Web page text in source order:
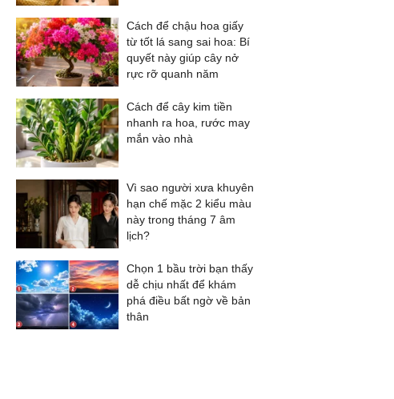
Cách để chậu hoa giấy
từ tốt lá sang sai hoa: Bí
quyết này giúp cây nở
rực rỡ quanh năm
Cách để cây kim tiền
nhanh ra hoa, rước may
mắn vào nhà
Vì sao người xưa khuyên
hạn chế mặc 2 kiểu màu
này trong tháng 7 âm
lịch?
Chọn 1 bầu trời bạn thấy
dễ chịu nhất để khám
phá điều bất ngờ về bản
thân